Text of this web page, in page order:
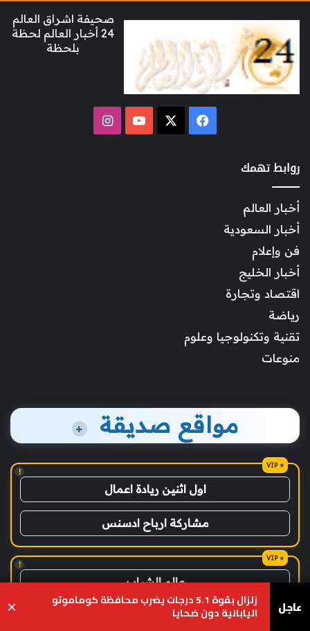
صحيفة اشراق العالم
24 أخبار العالم لحظة
بلحظة
فيسبوك ‫YouTubeانستقرام
روابط تهمك
أخبار العالم
أخبار السعودية
فن وإعلام
أخبار الخليج
اقتصاد وتجارة
رياضة
تقنية وتكنولوجيا وعلوم
منوعات
مواقع صديقة +
!
اول اثنين ريادة اعمال
مشاركة ارباح ادسنس
!
عالم الشباب
عاجل زلزال بقوة 5.1 درجات يضرب محافظة كوماموتو
اليابانية دون ضحايا ×